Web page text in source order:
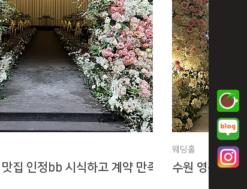
집 인정bb 시식하고 계약 만족도 상승했어요 (그
웨딩홀
수원 영통 SY